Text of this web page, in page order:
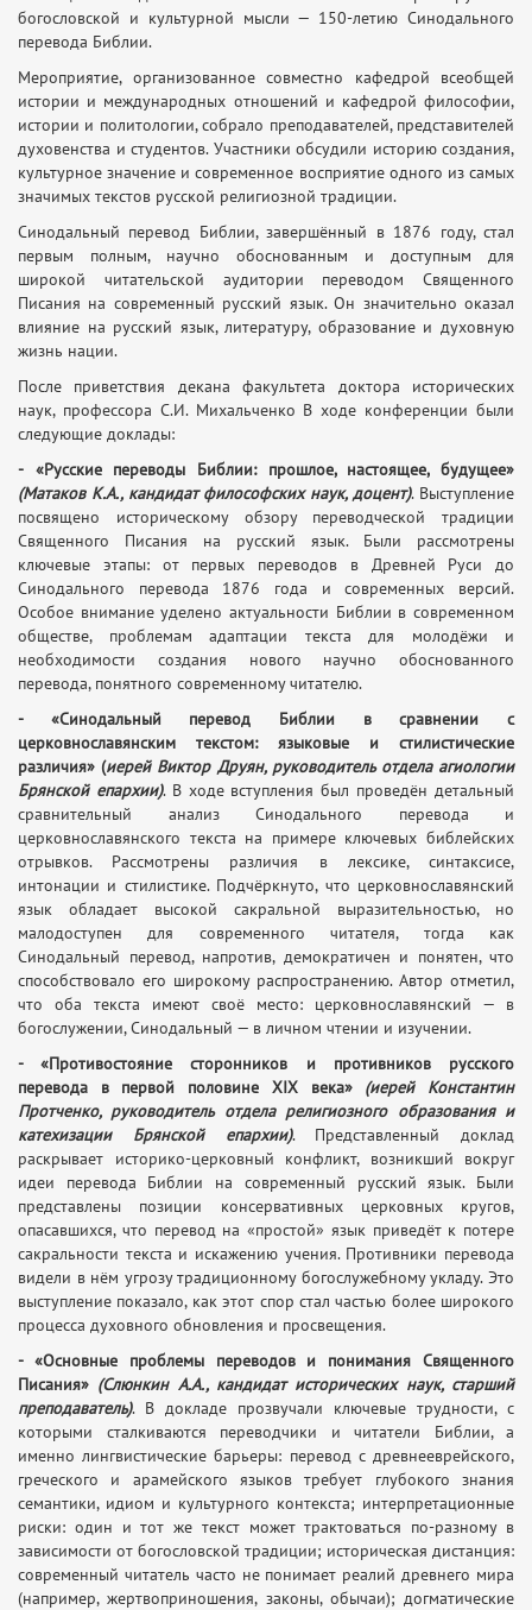
богословской и культурной мысли — 150-летию Синодального
перевода Библии.
Мероприятие, организованное совместно кафедрой всеобщей
истории и международных отношений и кафедрой философии,
истории и политологии, собрало преподавателей, представителей
духовенства и студентов. Участники обсудили историю создания,
культурное значение и современное восприятие одного из самых
значимых текстов русской религиозной традиции.
Синодальный перевод Библии, завершённый в 1876 году, стал
первым полным, научно обоснованным и доступным для
широкой читательской аудитории переводом Священного
Писания на современный русский язык. Он значительно оказал
влияние на русский язык, литературу, образование и духовную
жизнь нации.
После приветствия декана факультета доктора исторических
наук, профессора С.И. Михальченко В ходе конференции были
следующие доклады:
- «Русские переводы Библии: прошлое, настоящее, будущее»
(Матаков К.А., кандидат философских наук, доцент). Выступление
посвящено историческому обзору переводческой традиции
Священного Писания на русский язык. Были рассмотрены
ключевые этапы: от первых переводов в Древней Руси до
Синодального перевода 1876 года и современных версий.
Особое внимание уделено актуальности Библии в современном
обществе, проблемам адаптации текста для молодёжи и
необходимости создания нового научно обоснованного
перевода, понятного современному читателю.
- «Синодальный перевод Библии в сравнении с
церковнославянским текстом: языковые и стилистические
различия» (иерей Виктор Друян, руководитель отдела агиологии
Брянской епархии). В ходе вступления был проведён детальный
сравнительный анализ Синодального перевода и
церковнославянского текста на примере ключевых библейских
отрывков. Рассмотрены различия в лексике, синтаксисе,
интонации и стилистике. Подчёркнуто, что церковнославянский
язык обладает высокой сакральной выразительностью, но
малодоступен для современного читателя, тогда как
Синодальный перевод, напротив, демократичен и понятен, что
способствовало его широкому распространению. Автор отметил,
что оба текста имеют своё место: церковнославянский — в
богослужении, Синодальный — в личном чтении и изучении.
- «Противостояние сторонников и противников русского
перевода в первой половине XIX века»(иерей Константин
Протченко, руководитель отдела религиозного образования и
катехизации Брянской епархии). Представленный доклад
раскрывает историко-церковный конфликт, возникший вокруг
идеи перевода Библии на современный русский язык. Были
представлены позиции консервативных церковных кругов,
опасавшихся, что перевод на «простой» язык приведёт к потере
сакральности текста и искажению учения. Противники перевода
видели в нём угрозу традиционному богослужебному укладу. Это
выступление показало, как этот спор стал частью более широкого
процесса духовного обновления и просвещения.
- «Основные проблемы переводов и понимания Священного
Писания» (Слюнкин А.А., кандидат исторических наук, старший
преподаватель). В докладе прозвучали ключевые трудности, с
которыми сталкиваются переводчики и читатели Библии, а
именно лингвистические барьеры: перевод с древнееврейского,
греческого и арамейского языков требует глубокого знания
семантики, идиом и культурного контекста; интерпретационные
риски: один и тот же текст может трактоваться по-разному в
зависимости от богословской традиции; историческая дистанция:
современный читатель часто не понимает реалий древнего мира
(например, жертвоприношения, законы, обычаи); догматические